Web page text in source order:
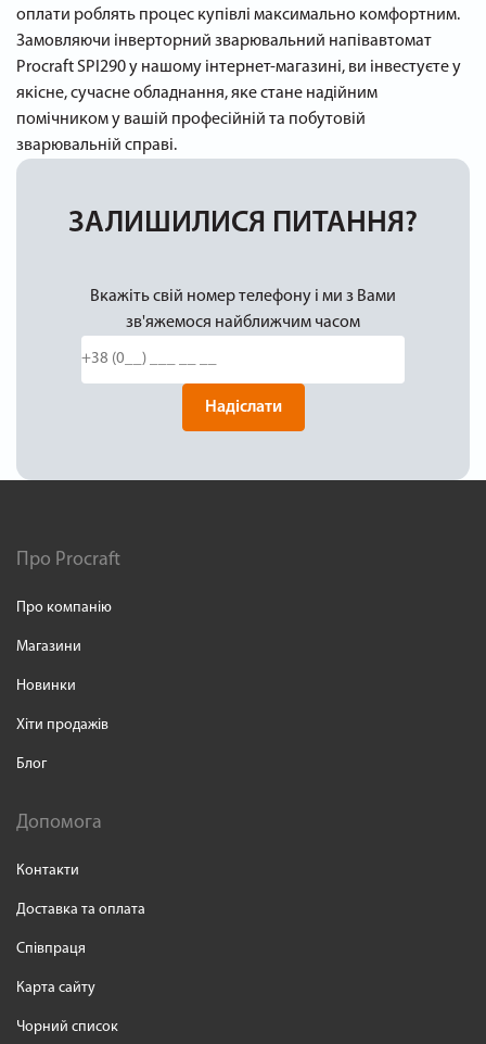
оплати роблять процес купівлі максимально комфортним.
Замовляючи інверторний зварювальний напівавтомат
Procraft SPI290 у нашому інтернет-магазині, ви інвестуєте у
якісне, сучасне обладнання, яке стане надійним
помічником у вашій професійній та побутовій
зварювальній справі.
ЗАЛИШИЛИСЯ ПИТАННЯ?
Вкажіть свій номер телефону і ми з Вами
зв'яжемося найближчим часом
Надіслати
Про Procraft
Про компанію
Магазини
Новинки
Хіти продажів
Блог
Допомога
Контакти
Доставка та оплата
Співпраця
Карта сайту
Чорний список